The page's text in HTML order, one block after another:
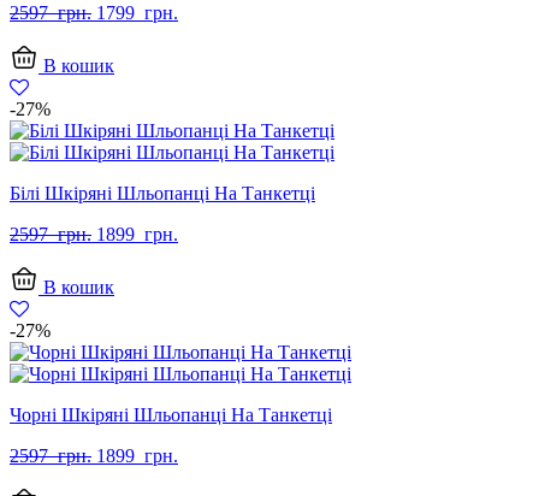
2597 грн. Оригінальна
грн..
1799 грн.
В кошик
-27%
Білі Шкіряні Шльопанці На Танкетці
2597 грн. Оригінальна
грн..
1899 грн.
В кошик
-27%
Чорні Шкіряні Шльопанці На Танкетці
2597 грн. Оригінальна
1899 грн.